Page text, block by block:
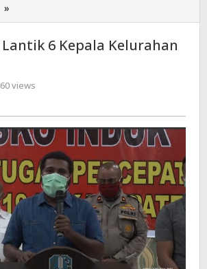
»
Biak
Lantik
6
Kelurahan
6 Kepala Kelurahan
views